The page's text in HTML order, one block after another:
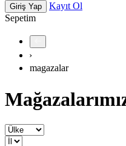
Giriş Yap
Kayıt Ol
Sepetim
›
magazalar